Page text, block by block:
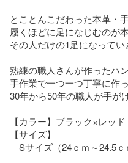
とことんこだわった本革・
履くほどに足になじむのが
その人だけの1足になってい
熟練の職人さんが作ったハ
手作業で一つ一つ丁寧に作
30年から50年の職人が手が
【カラー】ブラック×レッド
【サイズ】
Sサイズ（24ｃｍ～